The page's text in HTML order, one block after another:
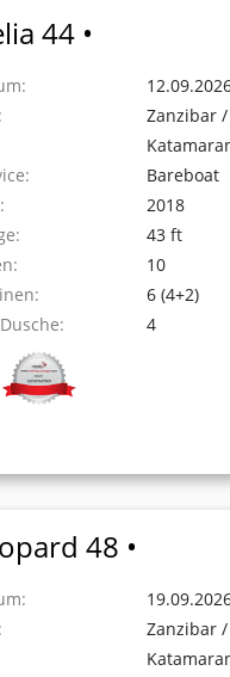
44 •
Zanzibar
Bareboat
2018
43 ft
10
6 (4+2)
4
48 •
Zanzibar